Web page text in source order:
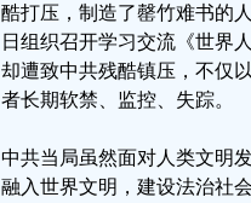
酷打压，制造了罄竹难书的
日组织召开学习交流《世界
却遭致中共残酷镇压，不仅
者长期软禁、监控、失踪。
中共当局虽然面对人类文明
融入世界文明，建设法治社